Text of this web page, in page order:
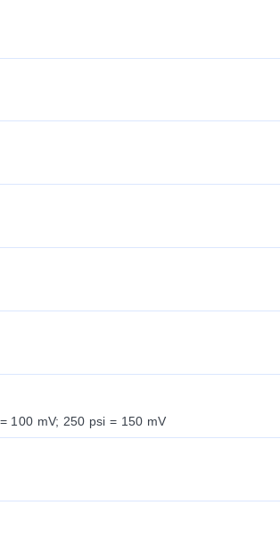
100 mV; 250 psi = 150 mV